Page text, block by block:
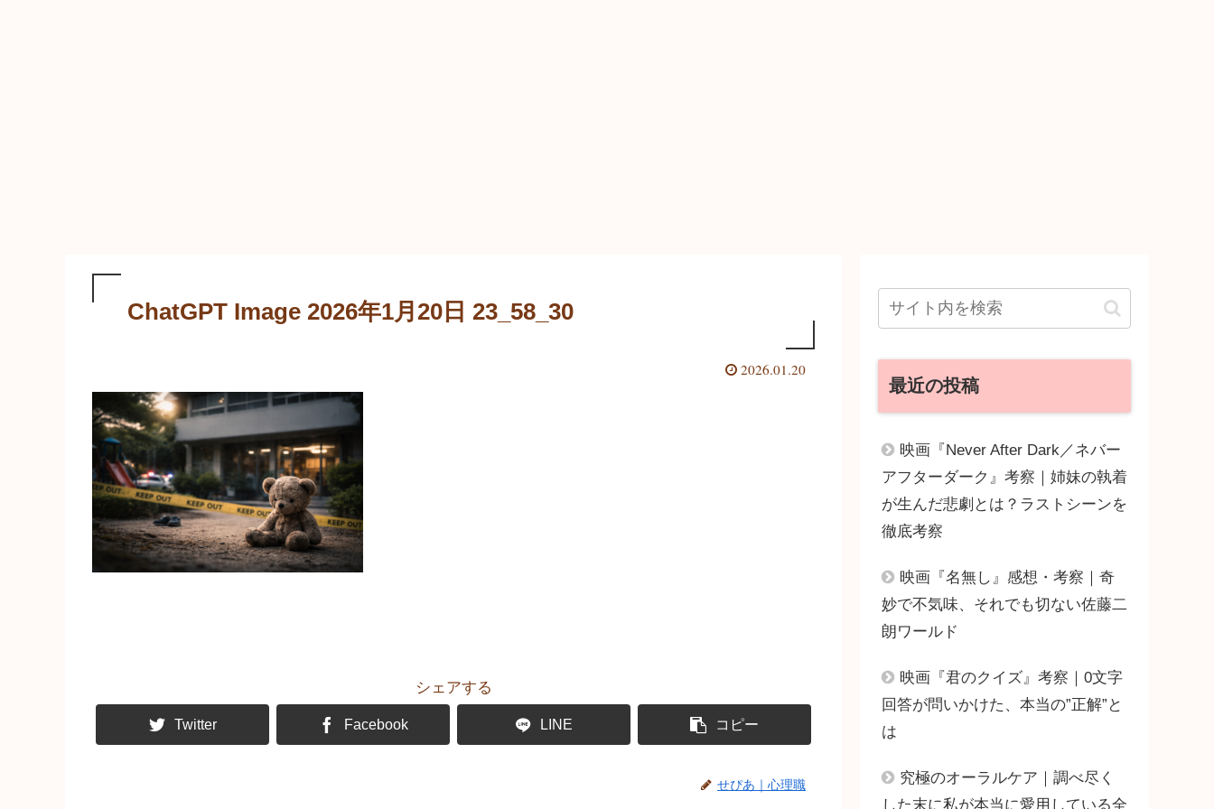
ChatGPT Image 2026年1月20日 23_58_30
2026.01.20
シェアする
Twitter Facebook LINE コピー
せぴあ｜心理職
最近の投稿
映画『Never After Dark／ネバー
アフターダーク』考察｜姉妹の執着
が生んだ悲劇とは？ラストシーンを
徹底考察
映画『名無し』感想・考察｜奇
妙で不気味、それでも切ない佐藤二
朗ワールド
映画『君のクイズ』考察｜0文字
回答が問いかけた、本当の”正解”と
は
究極のオーラルケア｜調べ尽く
した末に私が本当に愛用している全